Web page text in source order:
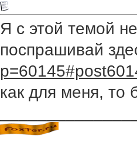
Я с этой темой
поспрашивай
как для меня, то